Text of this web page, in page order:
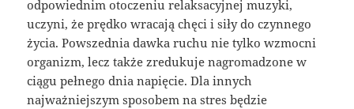
odpowiednim otoczeniu relaksacyjnej muzyki,
uczyni, że prędko wracają chęci i siły do czynnego
życia. Powszednia dawka ruchu nie tylko wzmocni
organizm, lecz także zredukuje nagromadzone w
ciągu pełnego dnia napięcie. Dla innych
najważniejszym sposobem na stres będzie